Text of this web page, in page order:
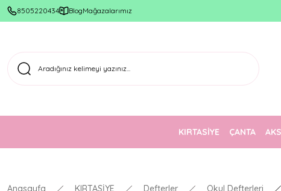
8505220434 BlogMağazalarımız
KIRTASİYE ÇANTA
Anasayfa KIRTASİYE Defterler Okul Defterleri